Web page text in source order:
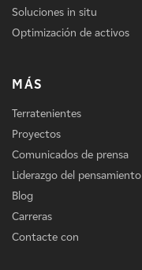
Soluciones in situ
Optimización de activos
MÁS
Terratenientes
Proyectos
Comunicados de prensa
Liderazgo del pensamiento
Blog
Carreras
Contacte con